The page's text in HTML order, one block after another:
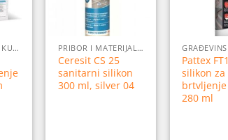
HIDROIZOLACIJA KUPATILA PRIBOR I MATERIJALI ZA POSTAVLJANJE PLOČICA
Ceresit CS 25
sanitarni silikon
300 ml, silver 04
Pattex
silikon za
280 ml